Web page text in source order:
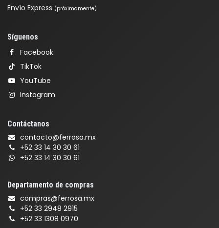
Envío Express (próximamente)
Síguenos
Facebook
TikTok
YouTube
Instagram
Contáctanos
contacto@ferrosa.mx
+52 33 14 30 30 61
+52 33 14 30 30 61
Departamento de compras
compras@ferrosa.mx
+52 33 2948 2915
+52 33 1308 0970